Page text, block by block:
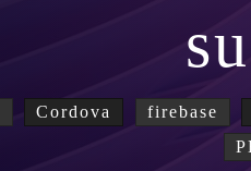
Cordova firebase